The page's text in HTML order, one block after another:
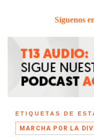
Síguenos
ETIQUETAS DE
MARCHA POR LA